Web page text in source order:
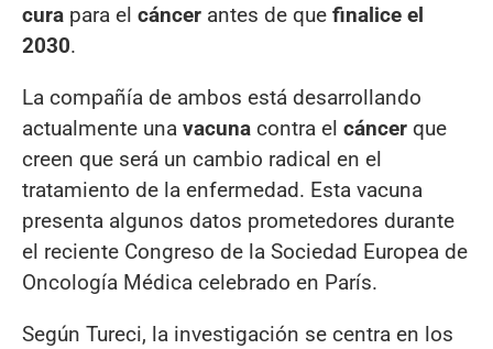
cura para el cáncer antes de que finalice el
2030.
La compañía de ambos está desarrollando
actualmente una vacuna contra el cáncer que
creen que será un cambio radical en el
tratamiento de la enfermedad. Esta vacuna
presenta algunos datos prometedores durante
el reciente Congreso de la Sociedad Europea de
Oncología Médica celebrado en París.
Según Tureci, la investigación se centra en los